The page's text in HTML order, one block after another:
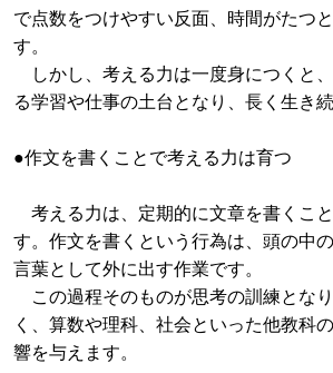
で点数をつけやすい反面、時間がたつ
す。
しかし、考える力は一度身につくと
る学習や仕事の土台となり、長く生き続
●作文を書くことで考える力は育つ
考える力は、定期的に文章を書くこ
す。作文を書くという行為は、頭の中の
言葉として外に出す作業です。
この過程そのものが思考の訓練とな
く、算数や理科、社会といった他教科
響を与えます。